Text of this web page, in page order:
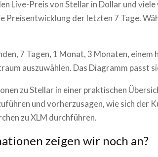
Live-Preis vonStellarin Dollar und
Preisentwicklung der letzten 7 Tage.
7 Tagen, 1 Monat, 3 Monaten,
auszuwählen. Das Diagramm passt
zuStellarin einer praktischen
und vorherzusagen, wie sich
zuXLM durchführen.
zeigen wir noch an?